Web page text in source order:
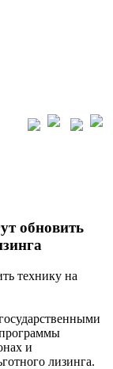
обновить
технику на
программы
и
лизинга.